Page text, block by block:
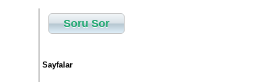
Soru Sor
Sayfalar